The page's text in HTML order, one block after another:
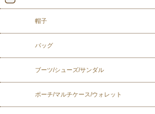
帽子
バッグ
ブーツ/シューズ/サンダル
ポーチ/マルチケース/ウォレット